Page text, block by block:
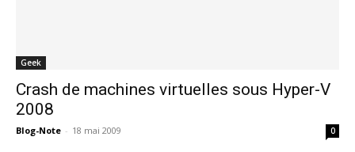
Geek
Crash de machines virtuelles sous Hyper-V
2008
Blog-Note - 18 mai 2009 0